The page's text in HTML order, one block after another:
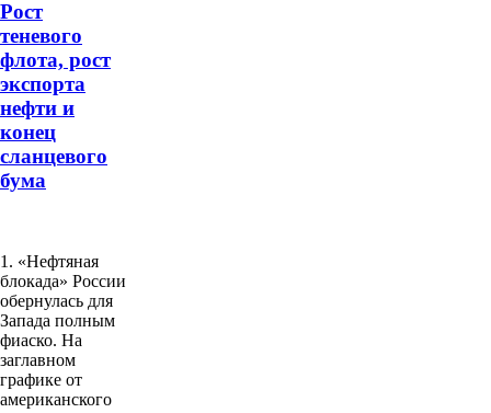
Рост
теневого
флота, рост
экспорта
нефти и
конец
сланцевого
бума
1. «Нефтяная
блокада» России
обернулась для
Запада полным
фиаско. На
заглавном
графике от
американского